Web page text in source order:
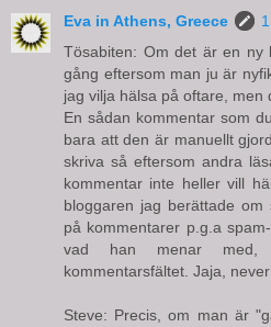
Eva in Athens, Greece
Tösabiten: Om det är en ny
gång eftersom man ju är
jag vilja hälsa på oftare, men
En sådan kommentar som
bara att den är manuellt
skriva så eftersom andra
kommentar inte heller vill
bloggaren jag berättade
på kommentarer p.g.a
vad han menar med,
kommentarsfältet. Jaja, never
Steve: Precis, om man är